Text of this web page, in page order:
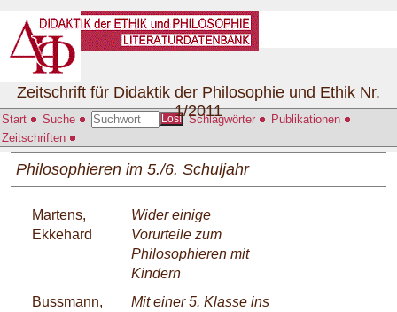
Start Suche Los! Schlagwörter
Publikationen
Zeitschriften
Zeitschrift für Didaktik der Philosophie und Ethik Nr.
1/2011
Philosophieren im 5./6. Schuljahr
Martens,
Ekkehard
Wider einige
Vorurteile zum
Philosophieren mit
Kindern
Bussmann,
Mit einer 5. Klasse ins